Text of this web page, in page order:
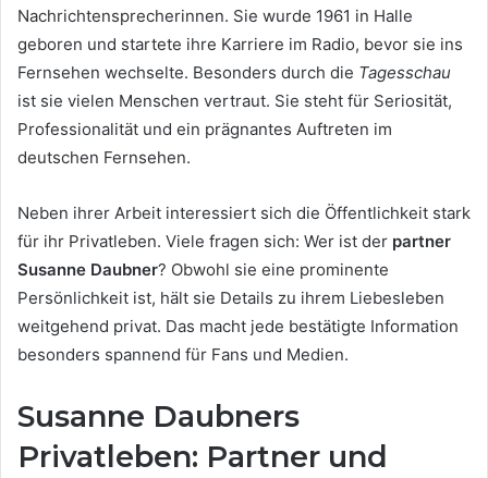
Nachrichtensprecherinnen. Sie wurde 1961 in Halle
geboren und startete ihre Karriere im Radio, bevor sie ins
Fernsehen wechselte. Besonders durch die Tagesschau
ist sie vielen Menschen vertraut. Sie steht für Seriosität,
Professionalität und ein prägnantes Auftreten im
deutschen Fernsehen.
Neben ihrer Arbeit interessiert sich die Öffentlichkeit stark
für ihr Privatleben. Viele fragen sich: Wer ist der partner
Susanne Daubner? Obwohl sie eine prominente
Persönlichkeit ist, hält sie Details zu ihrem Liebesleben
weitgehend privat. Das macht jede bestätigte Information
besonders spannend für Fans und Medien.
Susanne Daubners
Privatleben: Partner und